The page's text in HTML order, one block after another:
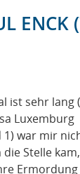
ENCK
ist sehr lang
Luxemburg
1) war mir
Stelle